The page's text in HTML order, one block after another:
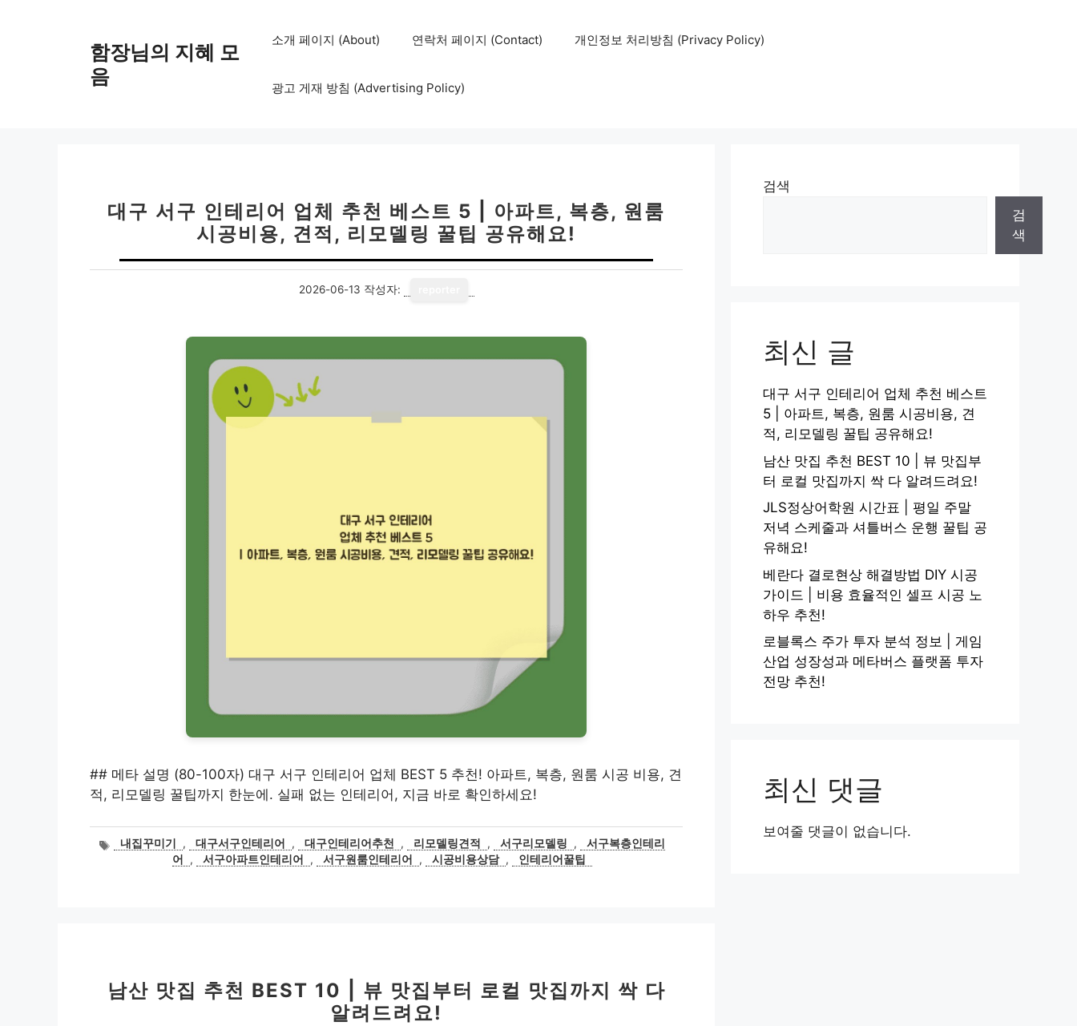
함장님의 지혜 모
음
소개 페이지 (About) 연락처 페이지 (Contact) 개인정보 처리방침 (Privacy Policy)
광고 게재 방침 (Advertising Policy)
대구 서구 인테리어 업체 추천 베스트 5 | 아파트, 복층, 원룸
시공비용, 견적, 리모델링 꿀팁 공유해요!
2026-06-13 작성자:
## 메타 설명 (80-100자) 대구 서구 인테리어 업체 BEST 5 추천! 아파트, 복층, 원룸 시공 비용, 견
적, 리모델링 꿀팁까지 한눈에. 실패 없는 인테리어, 지금 바로 확인하세요!
태내집꾸미기 , 대구서구인테리어 , 대구인테리어추천 , 리모델링견적 , 서구리모델링 ,
서구복층인테리
어
, 서구아파트인테리어 , 서구원룸인테리어 , 시공비용상담 , 인테리어꿀팁
남산 맛집 추천 BEST 10 | 뷰 맛집부터 로컬 맛집까지 싹 다
알려드려요!
검색
검
색
최신 글
대구 서구 인테리어 업체 추천 베스트
5 | 아파트, 복층, 원룸 시공비용, 견
적, 리모델링 꿀팁 공유해요!
남산 맛집 추천 BEST 10 | 뷰 맛집부
터 로컬 맛집까지 싹 다 알려드려요!
JLS정상어학원 시간표 | 평일 주말
저녁 스케줄과 셔틀버스 운행 꿀팁 공
유해요!
베란다 결로현상 해결방법 DIY 시공
가이드 | 비용 효율적인 셀프 시공 노
하우 추천!
로블록스 주가 투자 분석 정보 | 게임
산업 성장성과 메타버스 플랫폼 투자
전망 추천!
최신 댓글
보여줄 댓글이 없습니다.